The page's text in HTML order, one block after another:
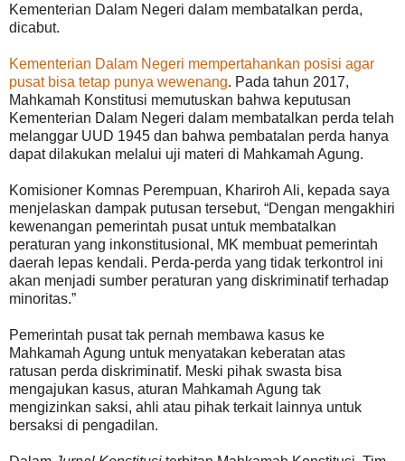
Kementerian Dalam Negeri dalam membatalkan perda,
dicabut.
Kementerian Dalam Negeri mempertahankan posisi agar
pusat bisa tetap punya wewenang. Pada tahun 2017,
Mahkamah Konstitusi memutuskan bahwa keputusan
Kementerian Dalam Negeri dalam membatalkan perda telah
melanggar UUD 1945 dan bahwa pembatalan perda hanya
dapat dilakukan melalui uji materi di Mahkamah Agung.
Komisioner Komnas Perempuan, Khariroh Ali, kepada saya
menjelaskan dampak putusan tersebut, “Dengan mengakhiri
kewenangan pemerintah pusat untuk membatalkan
peraturan yang inkonstitusional, MK membuat pemerintah
daerah lepas kendali. Perda-perda yang tidak terkontrol ini
akan menjadi sumber peraturan yang diskriminatif terhadap
minoritas.”
Pemerintah pusat tak pernah membawa kasus ke
Mahkamah Agung untuk menyatakan keberatan atas
ratusan perda diskriminatif. Meski pihak swasta bisa
mengajukan kasus, aturan Mahkamah Agung tak
mengizinkan saksi, ahli atau pihak terkait lainnya untuk
bersaksi di pengadilan.